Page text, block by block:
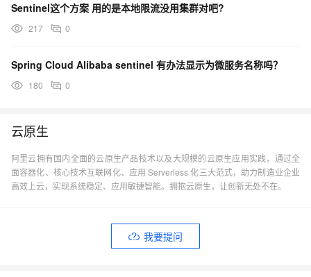
Sentinel这个方案 用的是本地限流没用集群对吧?
217 0
Spring Cloud Alibaba sentinel 有办法显示为微服务名称吗？
180 0
云原生
阿里云拥有国内全面的云原生产品技术以及大规模的云原生应用实践，通过全
面容器化、核心技术互联网化、应用 Serverless 化三大范式，助力制造业企业
高效上云，实现系统稳定、应用敏捷智能。拥抱云原生，让创新无处不在。
我要提问